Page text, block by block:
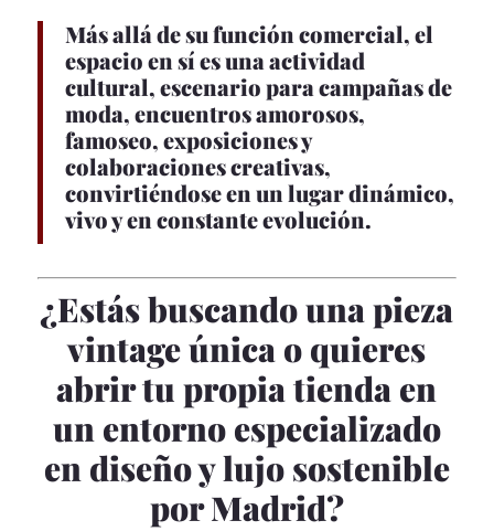
Más allá de su función comercial, el
espacio en sí es una actividad
cultural, escenario para campañas de
moda, encuentros amorosos,
famoseo, exposiciones y
colaboraciones creativas,
convirtiéndose en un lugar dinámico,
vivo y en constante evolución.
¿Estás buscando una pieza
vintage única o quieres
abrir tu propia tienda en
un entorno especializado
en diseño y lujo sostenible
por Madrid?